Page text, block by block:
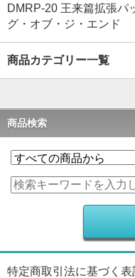
DMRP-20 王来篇拡張パ
グ・オブ・ジ・エンド
商品カテゴリー一覧
商品検索
特定商取引法に基づく表